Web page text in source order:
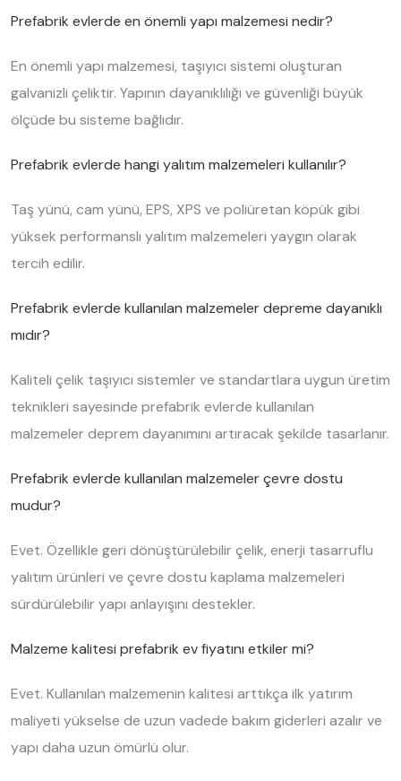
Prefabrik evlerde en önemli yapı malzemesi nedir?
En önemli yapı malzemesi, taşıyıcı sistemi oluşturan
galvanizli çeliktir. Yapının dayanıklılığı ve güvenliği büyük
ölçüde bu sisteme bağlıdır.
Prefabrik evlerde hangi yalıtım malzemeleri kullanılır?
Taş yünü, cam yünü, EPS, XPS ve poliüretan köpük gibi
yüksek performanslı yalıtım malzemeleri yaygın olarak
tercih edilir.
Prefabrik evlerde kullanılan malzemeler depreme dayanıklı
mıdır?
Kaliteli çelik taşıyıcı sistemler ve standartlara uygun üretim
teknikleri sayesinde prefabrik evlerde kullanılan
malzemeler deprem dayanımını artıracak şekilde tasarlanır.
Prefabrik evlerde kullanılan malzemeler çevre dostu
mudur?
Evet. Özellikle geri dönüştürülebilir çelik, enerji tasarruflu
yalıtım ürünleri ve çevre dostu kaplama malzemeleri
sürdürülebilir yapı anlayışını destekler.
Malzeme kalitesi prefabrik ev fiyatını etkiler mi?
Evet. Kullanılan malzemenin kalitesi arttıkça ilk yatırım
maliyeti yükselse de uzun vadede bakım giderleri azalır ve
yapı daha uzun ömürlü olur.